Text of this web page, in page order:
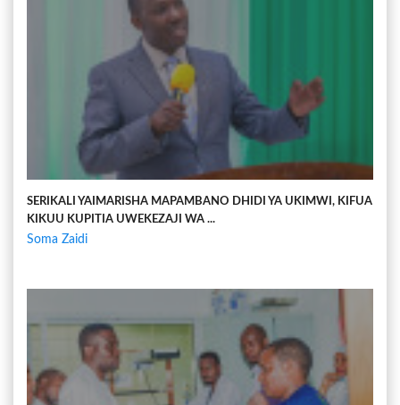
SERIKALI YAIMARISHA MAPAMBANO DHIDI YA UKIMWI, KIFUA
KIKUU KUPITIA UWEKEZAJI WA ...
Soma Zaidi